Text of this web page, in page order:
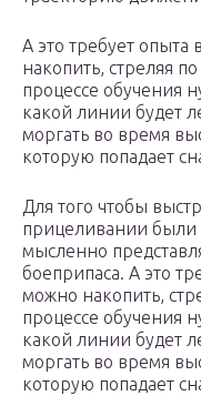
А это требует опыта
накопить, стреляя
процессе обучения
какой линии будет
моргать во время
которую попадает
Для того чтобы
прицеливании были
мысленно
боеприпаса. А это
можно накопить,
процессе обучения
какой линии будет
моргать во время
которую попадает